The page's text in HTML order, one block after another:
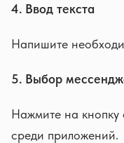
4. Ввод текста
Напишите
5. Выбор
Нажмите на
среди приложений.